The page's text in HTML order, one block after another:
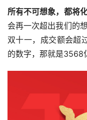
所有不可想象，都将
会再一次超出我们的
双十一，成交额会超
的数字，那就是3568